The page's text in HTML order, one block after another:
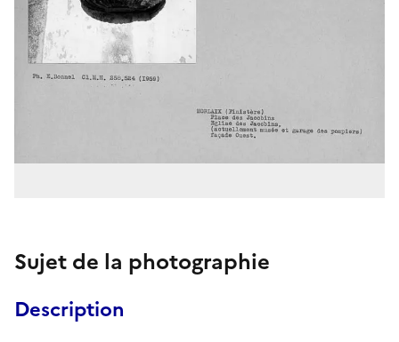
Sujet de la photographie
Description